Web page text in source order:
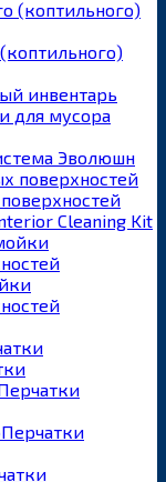
инвентарь
для мусора
Эволюшн
Cleaning Kit
Перчатки